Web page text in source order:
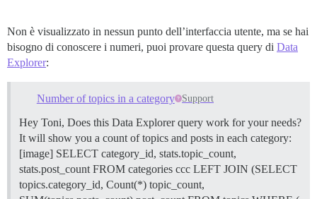
Non è visualizzato in nessun punto dell’interfaccia utente, ma se hai
bisogno di conoscere i numeri, puoi provare questa query di Data
Explorer:
Number of topics in a category Support
Hey Toni, Does this Data Explorer query work for your needs?
It will show you a count of topics and posts in each category:
[image] SELECT category_id, stats.topic_count,
stats.post_count FROM categories ccc LEFT JOIN (SELECT
topics.category_id, Count(*) topic_count,